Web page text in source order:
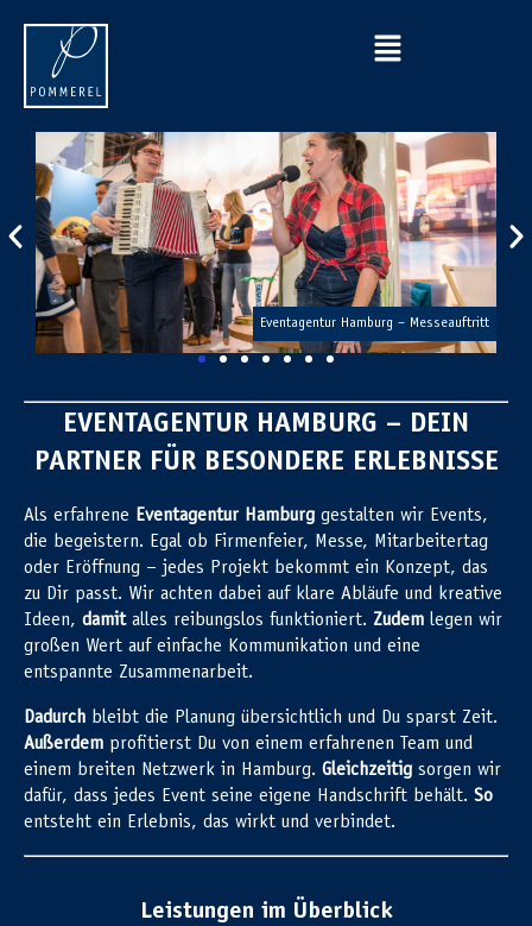
Eventagentur Hamburg – Messeauftritt
EVENTAGENTUR HAMBURG – DEIN
PARTNER FÜR BESONDERE ERLEBNISSE
Als erfahrene Eventagentur Hamburggestalten wir Events,
die begeistern. Egal ob Firmenfeier, Messe, Mitarbeitertag
oder Eröffnung – jedes Projekt bekommt ein Konzept, das
zu Dir passt. Wir achten dabei auf klare Abläufe und kreative
Ideen, damitalles reibungslos funktioniert. Zudem legen wir
großen Wert auf einfache Kommunikation und eine
entspannte Zusammenarbeit.
Dadurch bleibt die Planung übersichtlich und Du sparst Zeit.
Außerdem profitierst Du von einem erfahrenen Team und
einem breiten Netzwerk in Hamburg. Gleichzeitigsorgen wir
dafür, dass jedes Event seine eigene Handschrift behält. So
entsteht ein Erlebnis, das wirkt und verbindet.
Leistungen im Überblick